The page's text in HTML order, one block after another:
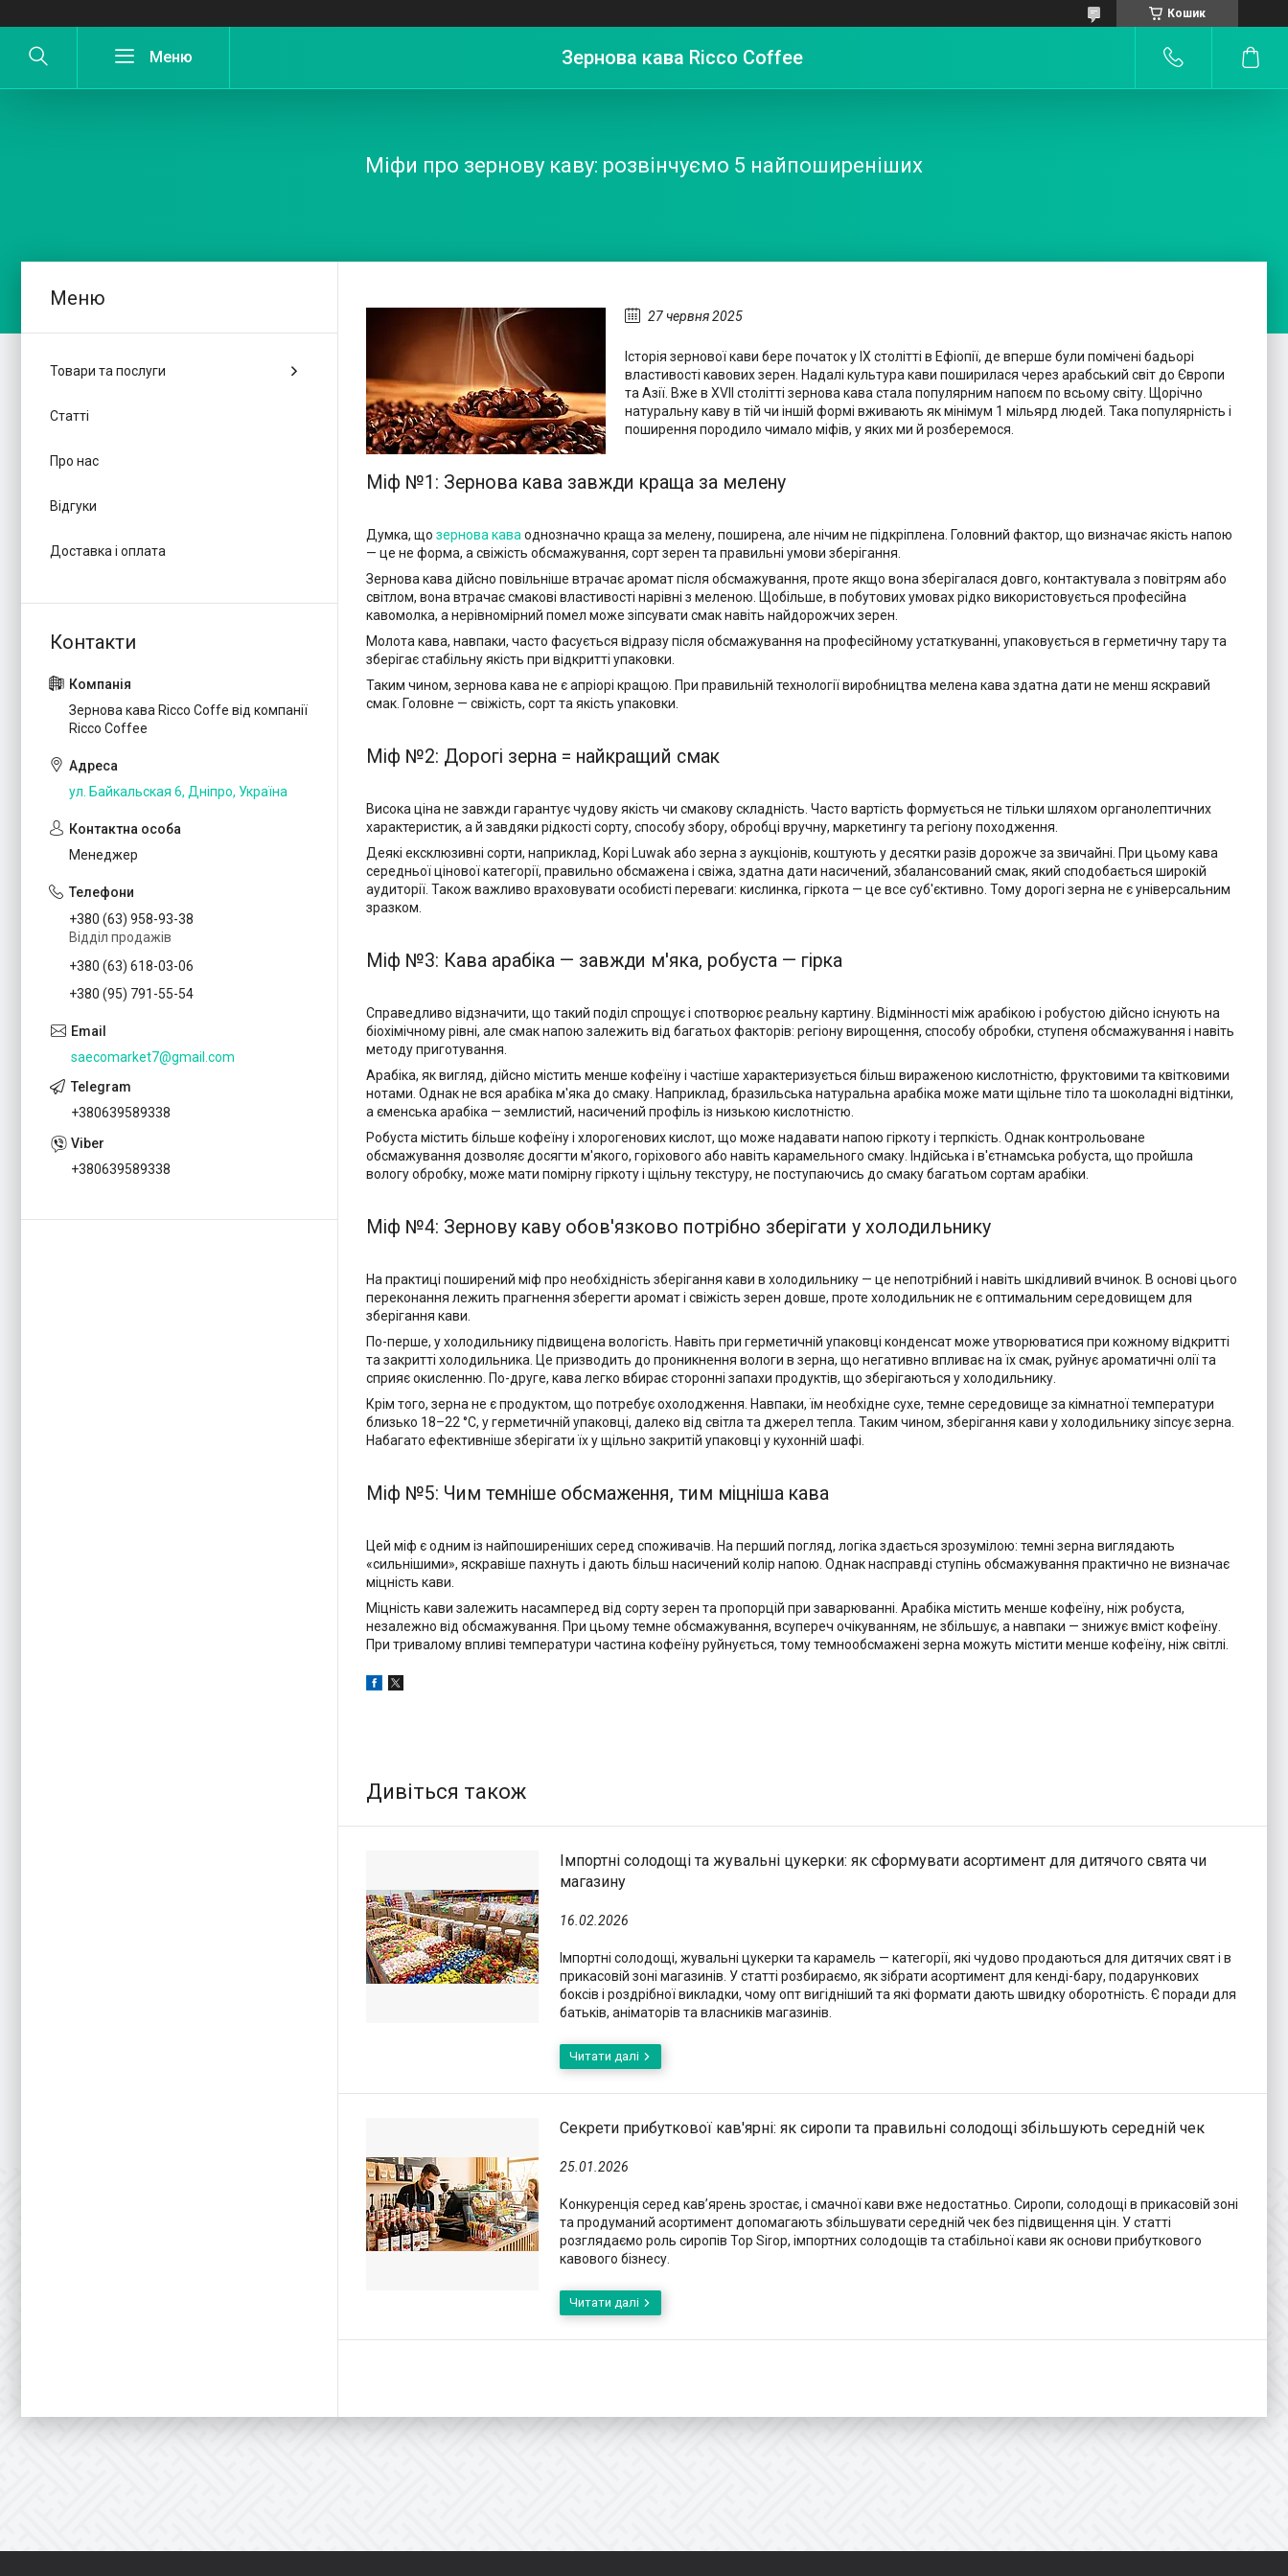
Кошик
Зернова кава Ricco Coffee
Міфи про зернову каву: розвінчуємо 5 найпоширеніших
27 червня 2025
Історія зернової кави бере початок у IX столітті в Ефіопії, де вперше були помічені бадьорі
властивості кавових зерен. Надалі культура кави поширилася через арабський світ до Європи
та Азії. Вже в XVII столітті зернова кава стала популярним напоєм по всьому світу. Щорічно
натуральну каву в тій чи іншій формі вживають як мінімум 1 мільярд людей. Така популярність і
поширення породило чимало міфів, у яких ми й розберемося.
Міф №1: Зернова кава завжди краща за мелену
Думка, що зернова кава однозначно краща за мелену, поширена, але нічим не підкріплена. Головний фактор, що визначає якість напою
— це не форма, а свіжість обсмажування, сорт зерен та правильні умови зберігання.
Зернова кава дійсно повільніше втрачає аромат після обсмажування, проте якщо вона зберігалася довго, контактувала з повітрям або
світлом, вона втрачає смакові властивості нарівні з меленою. Щобільше, в побутових умовах рідко використовується професійна
кавомолка, а нерівномірний помел може зіпсувати смак навіть найдорожчих зерен.
Молота кава, навпаки, часто фасується відразу після обсмажування на професійному устаткуванні, упаковується в герметичну тару та
зберігає стабільну якість при відкритті упаковки.
Таким чином, зернова кава не є апріорі кращою. При правильній технології виробництва мелена кава здатна дати не менш яскравий
смак. Головне — свіжість, сорт та якість упаковки.
Міф №2: Дорогі зерна = найкращий смак
Висока ціна не завжди гарантує чудову якість чи смакову складність. Часто вартість формується не тільки шляхом органолептичних
характеристик, а й завдяки рідкості сорту, способу збору, обробці вручну, маркетингу та регіону походження.
Деякі ексклюзивні сорти, наприклад, Kopi Luwak або зерна з аукціонів, коштують у десятки разів дорожче за звичайні. При цьому кава
середньої цінової категорії, правильно обсмажена і свіжа, здатна дати насичений, збалансований смак, який сподобається широкій
аудиторії. Також важливо враховувати особисті переваги: ​​кислинка, гіркота — це все суб'єктивно. Тому дорогі зерна не є універсальним
зразком.
Міф №3: Кава арабіка — завжди м'яка, робуста — гірка
Справедливо відзначити, що такий поділ спрощує і спотворює реальну картину. Відмінності між арабікою і робустою дійсно існують на
біохімічному рівні, але смак напою залежить від багатьох факторів: регіону вирощення, способу обробки, ступеня обсмажування і навіть
методу приготування.
Арабіка, як вигляд, дійсно містить менше кофеїну і частіше характеризується більш вираженою кислотністю, фруктовими та квітковими
нотами. Однак не вся арабіка м'яка до смаку. Наприклад, бразильська натуральна арабіка може мати щільне тіло та шоколадні відтінки,
а єменська арабіка — землистий, насичений профіль із низькою кислотністю.
Робуста містить більше кофеїну і хлорогенових кислот, що може надавати напою гіркоту і терпкість. Однак контрольоване
обсмажування дозволяє досягти м'якого, горіхового або навіть карамельного смаку. Індійська і в'єтнамська робуста, що пройшла
вологу обробку, може мати помірну гіркоту і щільну текстуру, не поступаючись до смаку багатьом сортам арабіки.
Міф №4: Зернову каву обов'язково потрібно зберігати у холодильнику
На практиці поширений міф про необхідність зберігання кави в холодильнику — це непотрібний і навіть шкідливий вчинок. В основі цього
переконання лежить прагнення зберегти аромат і свіжість зерен довше, проте холодильник не є оптимальним середовищем для
зберігання кави.
По-перше, у холодильнику підвищена вологість. Навіть при герметичній упаковці конденсат може утворюватися при кожному відкритті
та закритті холодильника. Це призводить до проникнення вологи в зерна, що негативно впливає на їх смак, руйнує ароматичні олії та
сприяє окисленню. По-друге, кава легко вбирає сторонні запахи продуктів, що зберігаються у холодильнику.
Крім того, зерна не є продуктом, що потребує охолодження. Навпаки, їм необхідне сухе, темне середовище за кімнатної температури
близько 18–22 °C, у герметичній упаковці, далеко від світла та джерел тепла. Таким чином, зберігання кави у холодильнику зіпсує зерна.
Набагато ефективніше зберігати їх у щільно закритій упаковці у кухонній шафі.
Міф №5: Чим темніше обсмаження, тим міцніша кава
Цей міф є одним із найпоширеніших серед споживачів. На перший погляд, логіка здається зрозумілою: темні зерна виглядають
«сильнішими», яскравіше пахнуть і дають більш насичений колір напою. Однак насправді ступінь обсмажування практично не визначає
міцність кави.
Міцність кави залежить насамперед від сорту зерен та пропорцій при заварюванні. Арабіка містить менше кофеїну, ніж робуста,
незалежно від обсмажування. При цьому темне обсмажування, всупереч очікуванням, не збільшує, а навпаки — знижує вміст кофеїну.
При тривалому впливі температури частина кофеїну руйнується, тому темнообсмажені зерна можуть містити менше кофеїну, ніж світлі.
Імпортні солодощі та жувальні цукерки: як сформувати асортимент для дитячого свята чи
магазину
16.02.2026
Імпортні солодощі, жувальні цукерки та карамель — категорії, які чудово продаються для дитячих свят і в
прикасовій зоні магазинів. У статті розбираємо, як зібрати асортимент для кенді-бару, подарункових
боксів і роздрібної викладки, чому опт вигідніший та які формати дають швидку оборотність. Є поради для
батьків, аніматорів та власників магазинів.
Секрети прибуткової кав'ярні: як сиропи та правильні солодощі збільшують середній чек
25.01.2026
Конкуренція серед кав’ярень зростає, і смачної кави вже недостатньо. Сиропи, солодощі в прикасовій зоні
та продуманий асортимент допомагають збільшувати середній чек без підвищення цін. У статті
розглядаємо роль сиропів Top Sirop, імпортних солодощів та стабільної кави як основи прибуткового
кавового бізнесу.
Товари та послуги
Статті
Про нас
Відгуки
Доставка і оплата
Зернова кава Ricco Coffe від компанії
Ricco Coffee
ул. Байкальская 6, Дніпро, Україна
Менеджер
+380 (63) 958-93-38
Відділ продажів
+380 (63) 618-03-06
+380 (95) 791-55-54
saecomarket7@gmail.com
+380639589338
+380639589338